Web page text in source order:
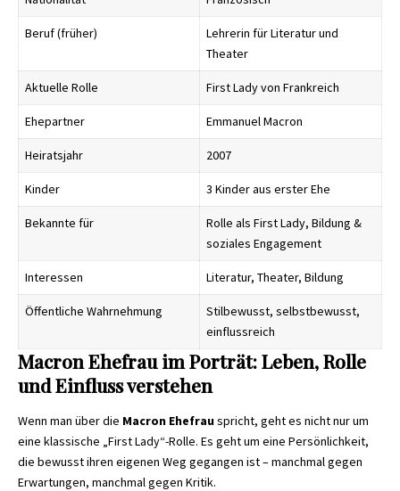
Beruf (früher)
Lehrerin für Literatur und
Theater
Aktuelle Rolle First Lady von Frankreich
Ehepartner Emmanuel Macron
Heiratsjahr 2007
Kinder 3 Kinder aus erster Ehe
Bekannte für
Rolle als First Lady, Bildung &
soziales Engagement
Interessen Literatur, Theater, Bildung
Öffentliche Wahrnehmung
Stilbewusst, selbstbewusst,
einflussreich
Macron Ehefrau im Porträt: Leben, Rolle
und Einfluss verstehen
Wenn man über die Macron Ehefrauspricht, geht es nicht nur um
eine klassische „First Lady“-Rolle. Es geht um eine Persönlichkeit,
die bewusst ihren eigenen Weg gegangen ist – manchmal gegen
Erwartungen, manchmal gegen Kritik.